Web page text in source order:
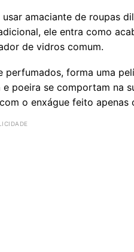
amaciante de roupas
ele entra como
de vidros comum.
forma uma
poeira se comportam na
o enxágue feito apenas